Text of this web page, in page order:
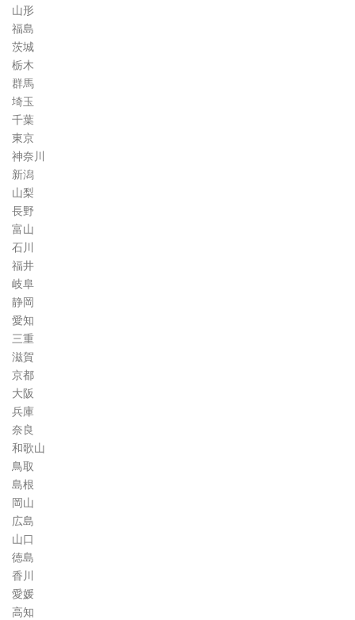
山形
福島
茨城
栃木
群馬
埼玉
千葉
東京
神奈川
新潟
山梨
長野
富山
石川
福井
岐阜
静岡
愛知
三重
滋賀
京都
大阪
兵庫
奈良
和歌山
鳥取
島根
岡山
広島
山口
徳島
香川
愛媛
高知